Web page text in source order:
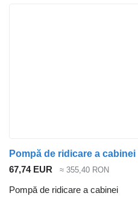
67,74 EUR ≈ 355,40 RON
Pompă de ridicare a cabinei